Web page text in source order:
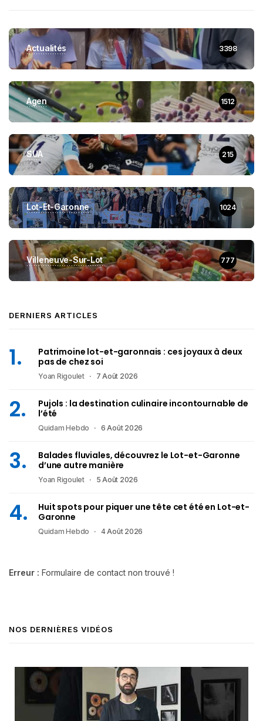
Actualités 3398
Agen 1512
SUA 215
Lot-Et-Garonne 1024
Villeneuve-Sur-Lot 777
DERNIERS ARTICLES
Patrimoine lot-et-garonnais : ces joyaux à deux
pas de chez soi
Yoan Rigoulet 7 Août 2026
Pujols : la destination culinaire incontournable de
l’été
Quidam Hebdo 6 Août 2026
Balades fluviales, découvrez le Lot-et-Garonne
d’une autre manière
Yoan Rigoulet 5 Août 2026
Huit spots pour piquer une tête cet été en Lot-et-
Garonne
Quidam Hebdo 4 Août 2026
Erreur : Formulaire de contact non trouvé !
NOS DERNIÈRES VIDÉOS